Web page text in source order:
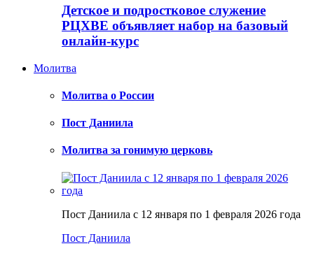
Детское и подростковое служение
РЦХВЕ объявляет набор на базовый
онлайн-курс
Молитва
Молитва о России
Пост Даниила
Молитва за гонимую церковь
Пост Даниила с 12 января по 1 февраля 2026 года
Пост Даниила